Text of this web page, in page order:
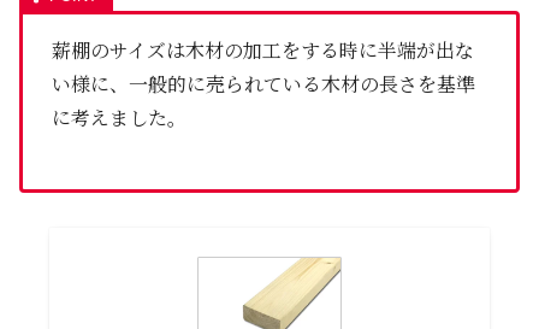
薪棚のサイズは木材の加工をする時に半端が出な
い様に、一般的に売られている木材の長さを基準
に考えました。